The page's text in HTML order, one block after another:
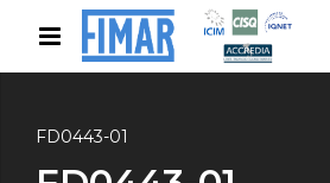
FD0443-01